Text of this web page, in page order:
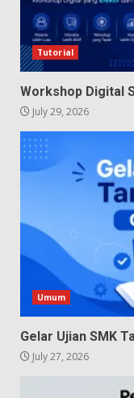
Tutorial
Workshop Digital
July 29, 2026
Umum
Gelar Ujian SMK
July 27, 2026